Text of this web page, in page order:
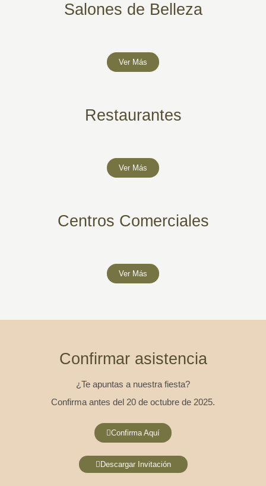
Salones de Belleza
Ver Más
Restaurantes
Ver Más
Centros Comerciales
Ver Más
Confirmar asistencia
¿Te apuntas a nuestra fiesta?
Confirma antes del 20 de octubre de 2025.
Confirma Aquí
Descargar Invitación